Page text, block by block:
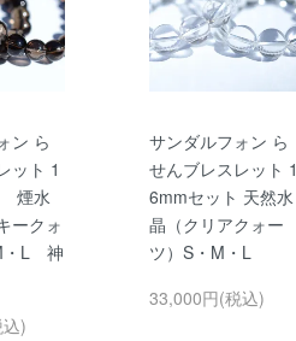
ン ら
ット 1
煙水
ークォ
・L 神
)
サンダルフォン ら
せんブレスレット 1
6mmセット 天然水
晶（クリアクォー
ツ）S・M・L
33,000円(税込)